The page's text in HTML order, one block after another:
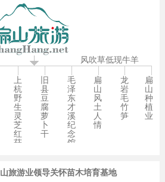
风吹草低现牛羊
上
杭
野
生
灵
芝
红
菇
旧
县
豆
腐
萝
卜
干
毛
泽
东
才
溪
纪
念
馆
扁
山
风
土
人
情
龙
岩
毛
竹
笋
扁
山
种
植
业
旅游业领导关怀苗木培育基地